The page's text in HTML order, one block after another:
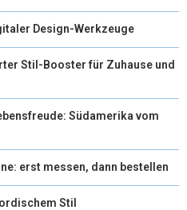
Design-Werkzeuge
Stil-Booster für Zuhause und
Südamerika vom
erst messen, dann bestellen
Stil